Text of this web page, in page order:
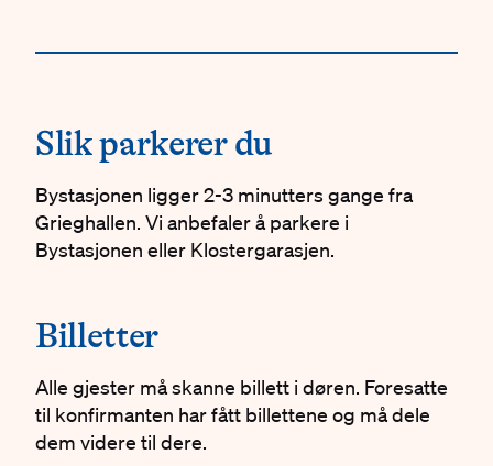
#
Slik parkerer du
Bystasjonen ligger 2-3 minutters gange fra
Grieghallen. Vi anbefaler å parkere i
Bystasjonen eller Klostergarasjen.
#
Billetter
Alle gjester må skanne billett i døren. Foresatte
til konfirmanten har fått billettene og må dele
dem videre til dere.